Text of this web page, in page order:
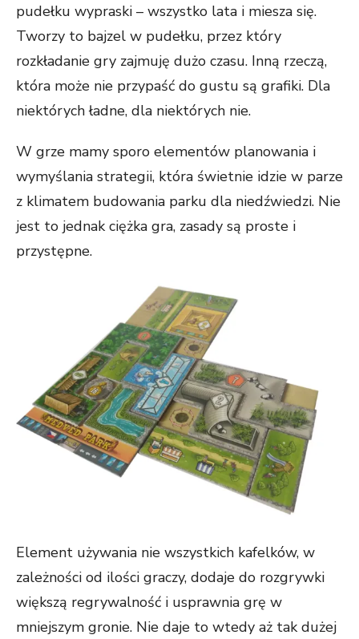
pudełku wypraski – wszystko lata i miesza się.
Tworzy to bajzel w pudełku, przez który
rozkładanie gry zajmuję dużo czasu. Inną rzeczą,
która może nie przypaść do gustu są grafiki. Dla
niektórych ładne, dla niektórych nie.
W grze mamy sporo elementów planowania i
wymyślania strategii, która świetnie idzie w parze
z klimatem budowania parku dla niedźwiedzi. Nie
jest to jednak ciężka gra, zasady są proste i
przystępne.
Element używania nie wszystkich kafelków, w
zależności od ilości graczy, dodaje do rozgrywki
większą regrywalność i usprawnia grę w
mniejszym gronie. Nie daje to wtedy aż tak dużej